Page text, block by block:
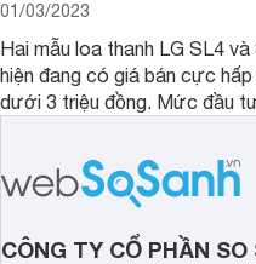
01/03/2023
Hai mẫu loa thanh LG SL4 và
hiện đang có giá bán cực hấp
dưới 3 triệu đồng. Mức đầu
được lại vô cùng lớn, bởi đây
2 mẫu rất hot tại thời điểm
CÔNG TY CỔ PHẦN SO